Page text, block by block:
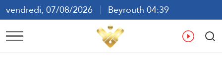
vendredi, 07/08/2026
Beyrouth 04:39
ع